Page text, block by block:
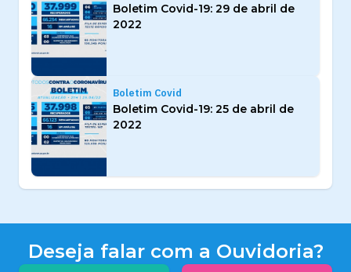
Boletim Covid-19: 29 de abril de
2022
Boletim Covid
Boletim Covid-19: 25 de abril de
2022
Deseja falar com a Ouvidoria?